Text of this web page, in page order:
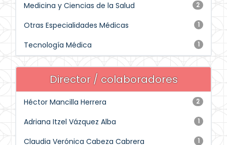
2
Medicina y Ciencias de la Salud
1
Otras Especialidades Médicas
1
Tecnología Médica
Director / colaboradores
2
Héctor Mancilla Herrera
1
Adriana Itzel Vázquez Alba
1
Claudia Verónica Cabeza Cabrera